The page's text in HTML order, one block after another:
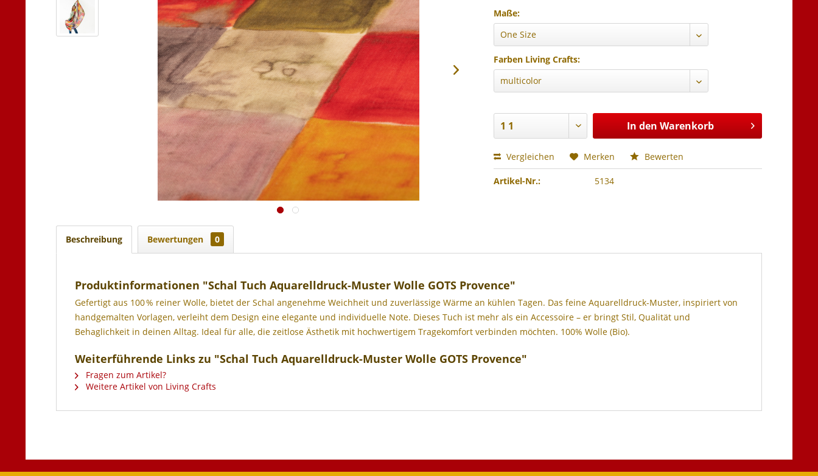
Maße:
Farben Living Crafts:
In den Warenkorb
Vergleichen Merken Bewerten
Artikel-Nr.: 5134
Beschreibung Bewertungen 0
Produktinformationen "Schal Tuch Aquarelldruck-Muster Wolle GOTS Provence"
Gefertigt aus 100 % reiner Wolle, bietet der Schal angenehme Weichheit und zuverlässige Wärme an kühlen Tagen. Das feine Aquarelldruck-Muster, inspiriert von
handgemalten Vorlagen, verleiht dem Design eine elegante und individuelle Note. Dieses Tuch ist mehr als ein Accessoire – er bringt Stil, Qualität und
Behaglichkeit in deinen Alltag. Ideal für alle, die zeitlose Ästhetik mit hochwertigem Tragekomfort verbinden möchten. 100% Wolle (Bio).
Weiterführende Links zu "Schal Tuch Aquarelldruck-Muster Wolle GOTS Provence"
Fragen zum Artikel?
Weitere Artikel von Living Crafts